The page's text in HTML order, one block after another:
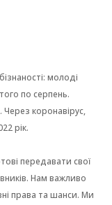
молоді
по серпень.
коронавірус,
рік.
передавати свої
Нам важливо
права та шанси. Ми